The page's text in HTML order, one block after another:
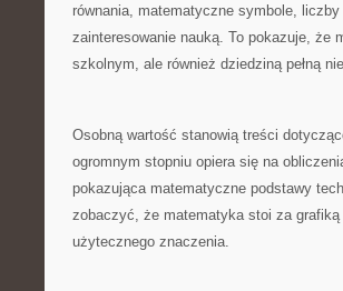
równania, matematyczne symbole,
zainteresowanie nauką. To pokazuje, że
szkolnym, ale również dziedziną pełną
Osobną wartość stanowią treści
ogromnym stopniu opiera się na
pokazująca matematyczne podstawy
zobaczyć, że matematyka stoi za
użytecznego znaczenia.